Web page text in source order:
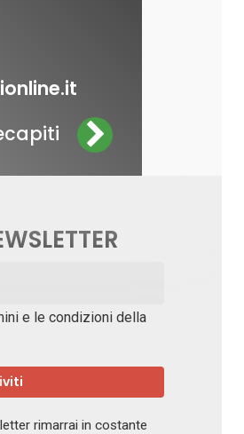
e le condizioni della
rimarrai in costante